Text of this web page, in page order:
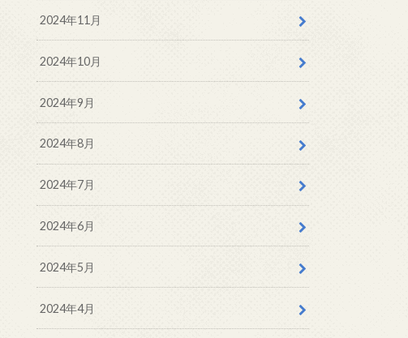
2024年11月
2024年10月
2024年9月
2024年8月
2024年7月
2024年6月
2024年5月
2024年4月